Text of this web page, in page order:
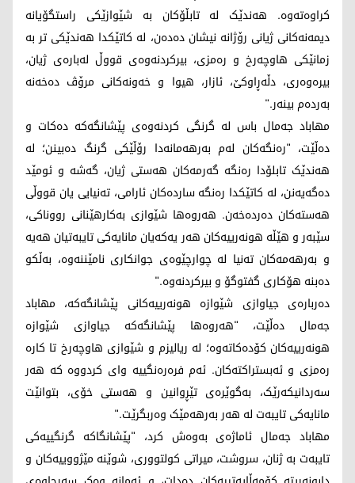
کراوەتەوە. هەندێک لە تابڵۆکان بە شێوازێکی راستگۆیانە
دیمەنەکانی ژیانی رۆژانە نیشان دەدەن، لە کاتێکدا هەندێکی تر بە
زمانێکی هاوچەرخ و رەمزی، بیرکردنەوەی قووڵ لەبارەی ژیان،
بیرەوەری، دڵەڕاوکێ، ئازار، هیوا و خەونەکانی مرۆڤ دەخەنە
بەردەم بینەر."
مهاباد جەمال باس لە گرنگی کردنەوەی پێشانگەکە دەکات و
دەڵێت، "رەنگەکان لەم بەرهەمانەدا رۆڵێکی گرنگ دەبینن؛ لە
هەندێک تابلۆدا رەنگە گەرمەکان هەستی ژیان، گەشە و ئومێد
دەگەیەنن، لە کاتێکدا رەنگە ساردەکان ئارامی، تەنیایی یان قووڵی
هەستەکان دەردەخەن. هەروەها شێوازی بەکارهێنانی رووناکی،
سێبەر و هێڵە هونەرییەکان هەر یەکەیان مانایەکی تایبەتیان هەیە
و بەرهەمەکان تەنیا لە چوارچێوەی جوانکاری نامێننەوە، بەڵکو
دەبنە هۆکاری گفتوگۆ و بیرکردنەوە."
دەربارەی جیاوازی شێوازە هونەرییەکانی پێشانگەکە، مهاباد
جەمال دەڵێت، "هەروەها پێشانگەکە جیاوازی شێوازە
هونەرییەکان کۆدەکاتەوە؛ لە ریالیزم و شێوازی هاوچەرخ تا کارە
رەمزی و ئەبستراکتەکان. ئەم فرەرەنگییە وای کردووە کە هەر
سەردانیکەرێک، بەگوێرەی تێڕوانین و هەستی خۆی، بتوانێت
مانایەکی تایبەت لە هەر بەرهەمێک وەربگرێت."
مهاباد جەمال ئاماژەی بەوەش کرد، "پێشانگاکە گرنگییەکی
تایبەت بە ژنان، سروشت، میراتی کولتووری، شوێنە مێژووییەکان و